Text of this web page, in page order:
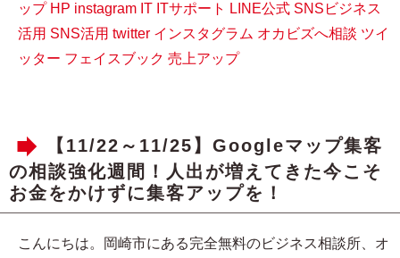
ップ HP instagram IT ITサポート LINE公式 SNSビジネス
活用 SNS活用 twitter インスタグラム オカビズへ相談 ツイ
ッター フェイスブック 売上アップ
【11/22～11/25】Googleマップ集客
の相談強化週間！人出が増えてきた今こそ
お金をかけずに集客アップを！
こんにちは。岡崎市にある完全無料のビジネス相談所、オ